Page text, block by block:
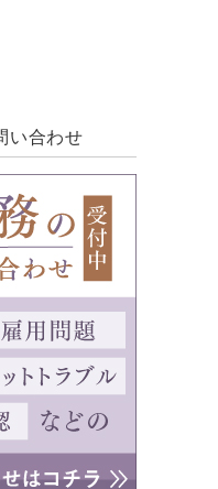
い合わせ